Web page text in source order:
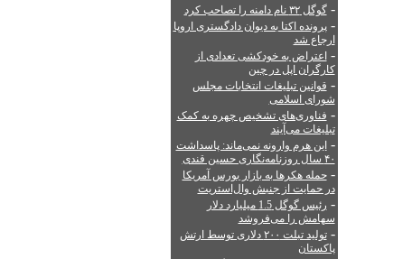
-گوگل ۳۲ نام دامنه را تصاحب کرد
-پرونده اکتا به دیوان دادگستری اروپا
ارجاع شد
- اعتراض به خودکشی تعدادی از
کارگران اپل در چین
- قوانین تبلیغات انتخابات مجلس
شورای اسلامی
- فناوری‌های تشخیص چهره به کمک
تبلیغات می‌آیند
-این هرم وارونه نمی‌ماند: پاسداشت
۴۰ سال روزنامه‌نگاری حسین قندی
-حمله هکرها به بازار بورس آمریکا
در حمایت از جنبش وال‌استریت
-
رئیس گوگل 1.5 میلیارد دلار
سهامش را می‌فروشد
-
تولید تبلت ۲۰۰ دلاری توسط ارتش
پاکستان